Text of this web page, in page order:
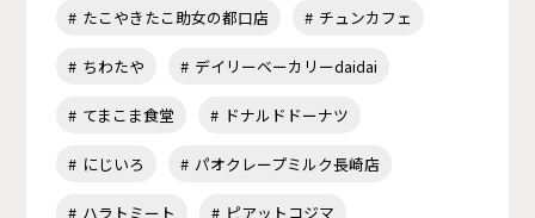
たこやきたこ助女の都口店 チュンカフェ
ちわたや デイリーベーカリーdaidai
てまこま食堂 ドナルドドーナツ
にじいろ パオクレープミルク長崎店
ハラトミート ピアットコジマ